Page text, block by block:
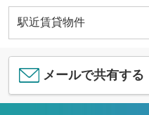
駅近賃貸物件
メールで共有する